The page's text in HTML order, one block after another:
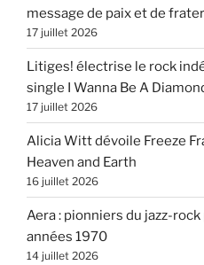
message de paix et de
17 juillet 2026
Litiges! électrise le rock
single I Wanna Be A
17 juillet 2026
Alicia Witt dévoile Freeze
Heaven and Earth
16 juillet 2026
Aera : pionniers du jazz-
années 1970
14 juillet 2026